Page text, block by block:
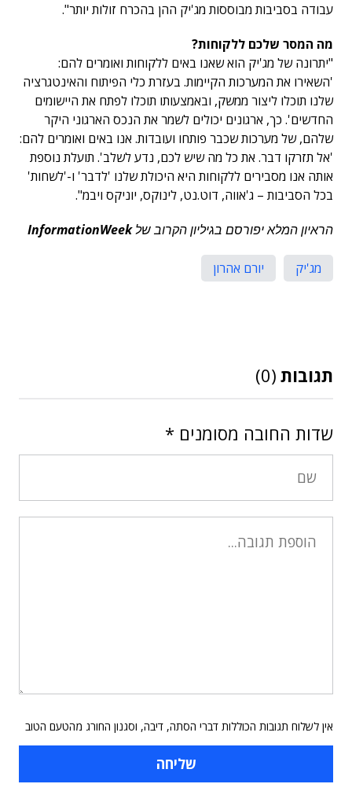
עבודה בסביבות מבוססות מג'יק ההן בהכרח זולות יותר".
מה המסר שלכם ללקוחות?
"יתרונה של מג'יק הוא שאנו באים ללקוחות ואומרים להם:
'השאירו את המערכות הקיימות. בעזרת כלי הפיתוח והאינטגרציה
שלנו תוכלו ליצור ממשק, ובאמצעותו תוכלו לפתח את היישומים
החדשים'. כך, ארגונים יכולים לשמר את הנכס הארגוני היקר
שלהם, של מערכות שכבר פותחו ועובדות. אנו באים ואומרים להם:
'אל תזרקו דבר. את כל מה שיש לכם, נדע לשלב'. תועלת נוספת
אותה אנו מסבירים ללקוחות היא היכולת שלנו 'לדבר' ו-'לשחות'
בכל הסביבות – ג'אווה, דוט.נט, לינוקס, יוניקס ויבמ".
הראיון המלא יפורסם בגיליון הקרוב שלInformationWeek
מג'יק יורם אהרון
תגובות (0)
שדות החובה מסומנים *
אין לשלוח תגובות הכוללות דברי הסתה, דיבה, וסגנון החורג מהטעם הטוב